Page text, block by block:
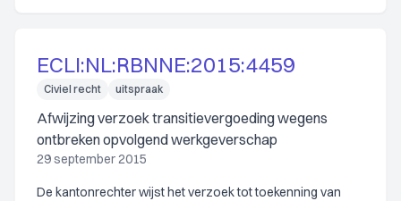
ECLI:NL:RBNNE:2015:4459
Civiel recht uitspraak
Afwijzing verzoek transitievergoeding wegens
ontbreken opvolgend werkgeverschap
29 september 2015
De kantonrechter wijst het verzoek tot toekenning van